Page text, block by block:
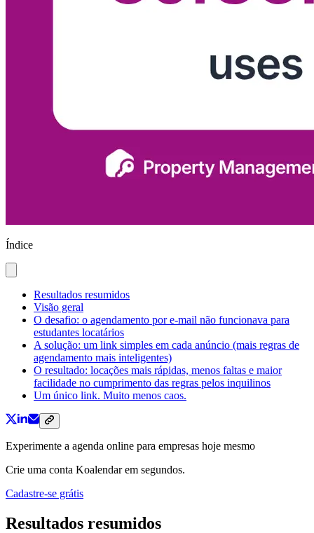
Índice
Resultados resumidos
Visão geral
O desafio: o agendamento por e-mail não funcionava para
estudantes locatários
A solução: um link simples em cada anúncio (mais regras de
agendamento mais inteligentes)
O resultado: locações mais rápidas, menos faltas e maior
facilidade no cumprimento das regras pelos inquilinos
Um único link. Muito menos caos.
Experimente a agenda online para empresas hoje mesmo
Crie uma conta Koalendar em segundos.
Cadastre-se grátis
Resultados resumidos